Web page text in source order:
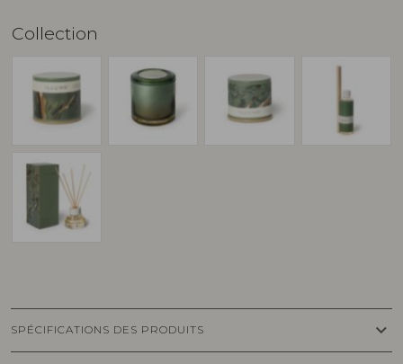
Collection
SPÉCIFICATIONS DES PRODUITS keyboard_arrow_down